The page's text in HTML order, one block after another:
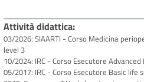
Attività didattica
03/2026: SIAARTI - Corso Medicina
level 3
10/2024: IRC - Corso Esecutore
05/2017: IRC - Corso Esecutore Basic